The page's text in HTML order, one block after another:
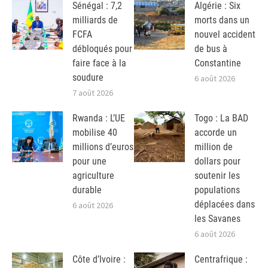
Sénégal : 7,2
milliards de
FCFA
débloqués pour
faire face à la
soudure
7 août 2026
Algérie : Six
morts dans un
nouvel accident
de bus à
Constantine
6 août 2026
Rwanda : L’UE
mobilise 40
millions d’euros
pour une
agriculture
durable
6 août 2026
Togo : La BAD
accorde un
million de
dollars pour
soutenir les
populations
déplacées dans
les Savanes
6 août 2026
Côte d’Ivoire : Centrafrique :